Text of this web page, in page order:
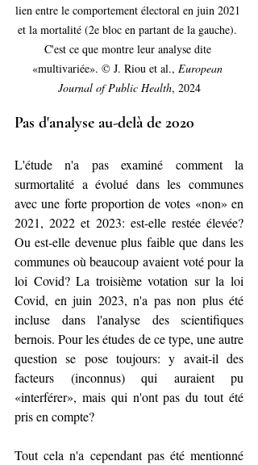
lien entre le comportement électoral en juin 2021
et la mortalité (2e bloc en partant de la gauche).
C'est ce que montre leur analyse dite
«multivariée». © J. Riou et al., European
Journal of Public Health, 2024
Pas d'analyse au-delà de 2020
L'étude n'a pas examiné comment la
surmortalité a évolué dans les communes
avec une forte proportion de votes «non» en
2021, 2022 et 2023: est-elle restée élevée?
Ou est-elle devenue plus faible que dans les
communes où beaucoup avaient voté pour la
loi Covid? La troisième votation sur la loi
Covid, en juin 2023, n'a pas non plus été
incluse dans l'analyse des scientifiques
bernois. Pour les études de ce type, une autre
question se pose toujours: y avait-il des
facteurs (inconnus) qui auraient pu
«interférer», mais qui n'ont pas du tout été
pris en compte?
Tout cela n'a cependant pas été mentionné